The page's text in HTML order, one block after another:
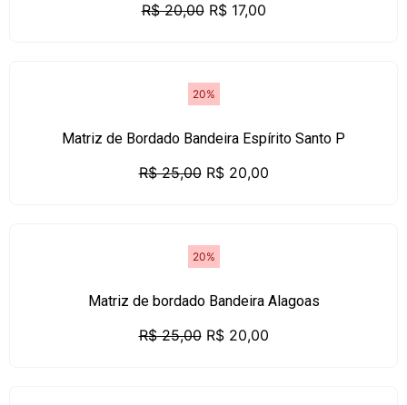
R$20,00 R$17,00
20%
Matriz de Bordado Bandeira Espírito Santo P
R$25,00 R$20,00
20%
Matriz de bordado Bandeira Alagoas
R$25,00 R$20,00